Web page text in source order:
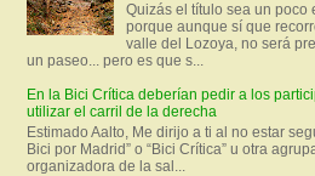
Quizás el título sea un poco
porque aunque sí que
valle del Lozoya, no será
un paseo... pero es que s...
En la Bici Crítica deberían pedir a los
utilizar el carril de la derecha
Estimado Aalto, Me dirijo a ti al no estar
Bici por Madrid” o “Bici Crítica” u otra
organizadora de la sal...